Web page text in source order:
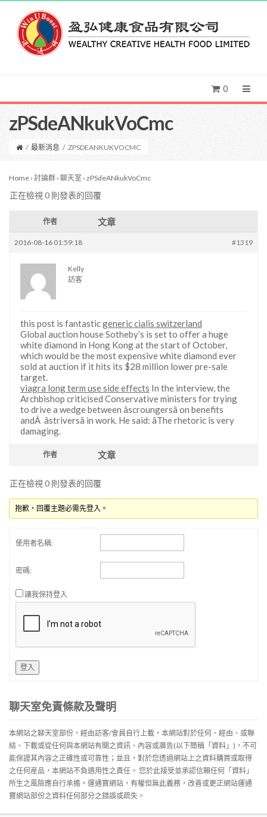
0
zPSdeANkukVoCmc
/ 最新消息 / ZPSDEANKUKVOCMC
Home › 討論群 › 聊天室 › zPSdeANkukVoCmc
正在檢視 0 則發表的回覆
作者 文章
2016-08-16 01:59:18 #1319
Kelly
訪客
this post is fantasticgeneric cialis switzerland
Global auction house Sotheby’s is set to offer a huge
white diamond in Hong Kong at the start of October,
which would be the most expensive white diamond ever
sold at auction if it hits its $28 million lower pre-sale
target.
viagra long term use side effects In the interview, the
Archbishop criticised Conservative ministers for trying
to drive a wedge between âscroungersâ on benefits
andÂ âstriversâ in work. He said: âThe rhetoric is very
damaging.
作者 文章
正在檢視 0 則發表的回覆
抱歉，回覆主題必需先登入。
使用者名稱:
密碼:
讓我保持登入
登入
聊天室免責條款及聲明
本網站之聊天室部份，經由訪客/會員自行上載，本網站對於任何、經由、或聯
結、下載或從任何與本網站有關之資訊、內容或廣告(以下簡稱「資料」)，不可
能保證其內容之正確性或可靠性；並且，對於您透過網站上之資料購買或取得
之任何産品，本網站不負適用性之責任。 您於此接受並承認信賴任何「資料」
所生之風險應自行承擔。運通寶網站，有權但無此義務，改善或更正網站運通
寶網站部份之資料任何部分之錯誤或疏失。